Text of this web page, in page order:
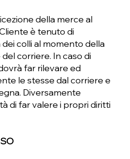
della merce al
è tenuto di
colli al momento della
corriere. In caso di
far rilevare ed
le stesse dal corriere e
Diversamente
di far valere i propri diritti